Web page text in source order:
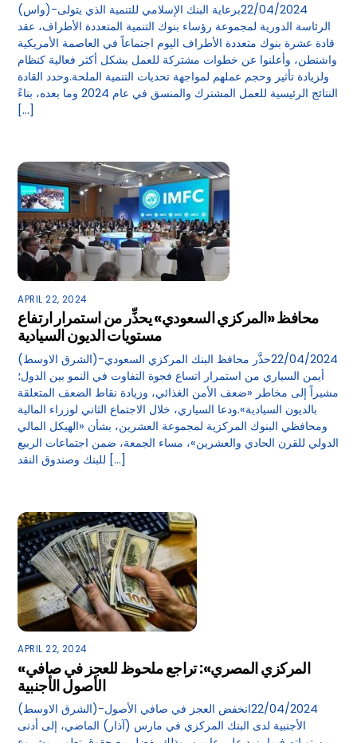
(واس)-22/04/2024برعاية البنك الإسلامي للتنمية الذي يتولى
الرئاسة الدورية لمجموعة رؤساء بنوك التنمية المتعددة الأطراف، عقد
قادة عشرة بنوك متعددة الأطراف اليوم اجتماعاً في العاصمة الأمريكية
واشنطن، وأعلنوا عن خطوات مشتركة للعمل بشكل أكثر فعالية كنظام
ولزيادة تأثير وحجم عملهم لمواجهة تحديات التنمية الملحة.وحدد القادة
النتائج الرئيسية للعمل المشترك والمنسق في عام 2024 وما بعده، بناءً
[…]
APRIL 22, 2024
محافظ «المركزي السعودي» يحذِّر من استمرار ارتفاع
مستويات الديون السيادية
(الشرق الاوسط)-22/04/2024حذَّر محافظ البنك المركزي السعودي
أيمن السياري من استمرار اتساع فجوة التفاوت في النمو بين الدول؛
مشيراً إلى مخاطر «ضعف الأمن الغذائي، وزيادة نقاط الضعف المتعلقة
بالديون السيادية».ودعا السياري، خلال الاجتماع الثاني لوزراء المالية
ومحافظي البنوك المركزية لمجموعة العشرين، بشأن «الهيكل المالي
الدولي للقرن الحادي والعشرين»، مساء الجمعة، ضمن اجتماعات الربيع
للبنك وصندوق النقد […]
APRIL 22, 2024
«المركزي المصري»: تراجع ملحوظ للعجز في صافي
الأصول الأجنبية
(الشرق الاوسط)-22/04/2024انخفض العجز في صافي الأصول
الأجنبية لدى البنك المركزي في مارس (آذار) الماضي، إلى أدنى